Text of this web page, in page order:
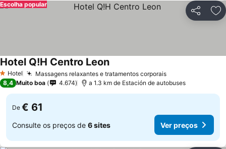
Partilhar
Escolha popular
1 Estrelas
Hotel Massagens relaxantes e tratamentos corporaisVer preços
Hotel Q!H Centro LeonVer preços
8,4 Muito boa 4.674 a 1.3 km de Estación de autobuses
De € 61
Consulte os preços de 6 sites Ver preços